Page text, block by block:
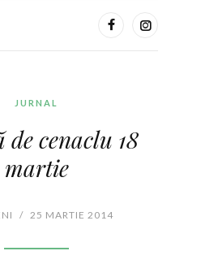
JURNAL
de cenaclu 18
martie
/ 25 MARTIE 2014